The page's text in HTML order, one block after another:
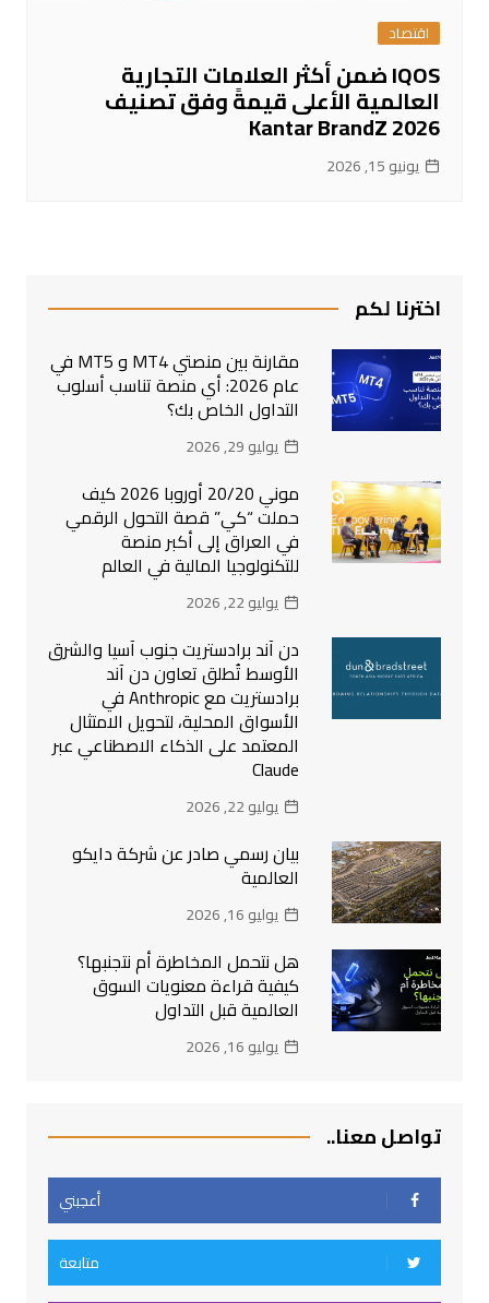
اقتصاد
IQOS ضمن أكثر العلامات التجارية
العالمية الأعلى قيمةً وفق تصنيف
Kantar BrandZ 2026
يونيو 15, 2026
اخترنا لكم
مقارنة بين منصتي MT4 و MT5 في
عام 2026: أي منصة تناسب أسلوب
التداول الخاص بك؟
يوليو 29, 2026
موني 20/20 أوروبا 2026 كيف
حملت “كي” قصة التحول الرقمي
في العراق إلى أكبر منصة
للتكنولوجيا المالية في العالم
يوليو 22, 2026
دن آند برادستريت جنوب آسيا والشرق
الأوسط تُطلق تعاون دن آند
برادستريت مع Anthropic في
الأسواق المحلية، لتحويل الامتثال
المعتمد على الذكاء الاصطناعي عبر
Claude
يوليو 22, 2026
بيان رسمي صادر عن شركة دايكو
العالمية
يوليو 16, 2026
هل نتحمل المخاطرة أم نتجنبها؟
كيفية قراءة معنويات السوق
العالمية قبل التداول
يوليو 16, 2026
تواصل معنا..
أعجبني
متابعة